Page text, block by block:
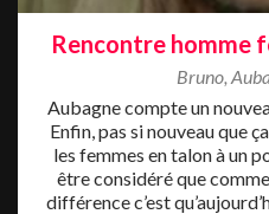
Rencontre homme
Bruno,
Aubagne compte un
Enfin, pas si nouveau que
les femmes en talon à un
être considéré que
différence c’est